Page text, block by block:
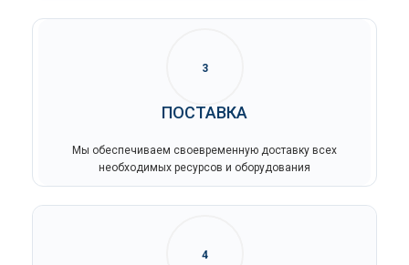
3
ПОСТАВКА
Мы обеспечиваем своевременную доставку всех
необходимых ресурсов и оборудования
4